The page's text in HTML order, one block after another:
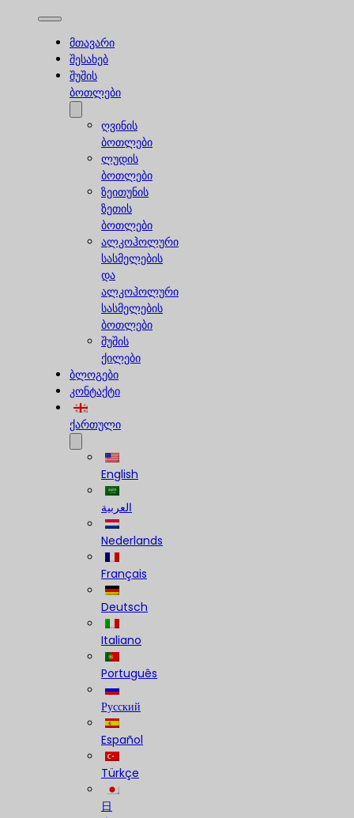
მთავარი
შესახებ
შუშის
ბოთლები
ღვინის
ბოთლები
ლუდის
ბოთლები
ზეითუნის
ზეთის
ბოთლები
ალკოჰოლური
სასმელების
და
ალკოჰოლური
სასმელების
ბოთლები
შუშის
ქილები
ბლოგები
კონტაქტი
ქართული
English
العربية
Nederlands
Français
Deutsch
Italiano
Português
Русский
Español
Türkçe
日